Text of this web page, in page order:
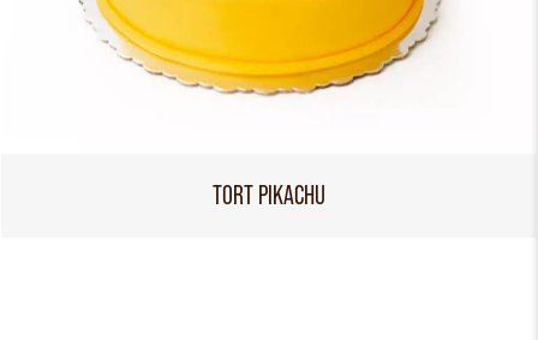
TORT PIKACHU